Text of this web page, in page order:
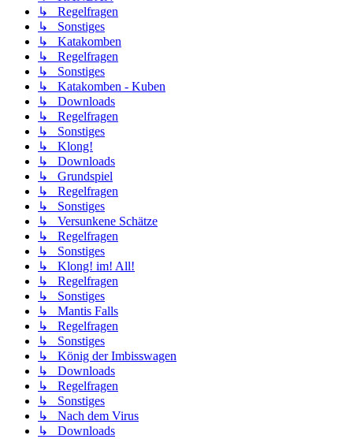
↳ Regelfragen
↳ Sonstiges
↳ Katakomben
↳ Regelfragen
↳ Sonstiges
↳ Katakomben - Kuben
↳ Downloads
↳ Regelfragen
↳ Sonstiges
↳ Klong!
↳ Downloads
↳ Grundspiel
↳ Regelfragen
↳ Sonstiges
↳ Versunkene Schätze
↳ Regelfragen
↳ Sonstiges
↳ Klong! im! All!
↳ Regelfragen
↳ Sonstiges
↳ Mantis Falls
↳ Regelfragen
↳ Sonstiges
↳ König der Imbisswagen
↳ Downloads
↳ Regelfragen
↳ Sonstiges
↳ Nach dem Virus
↳ Downloads